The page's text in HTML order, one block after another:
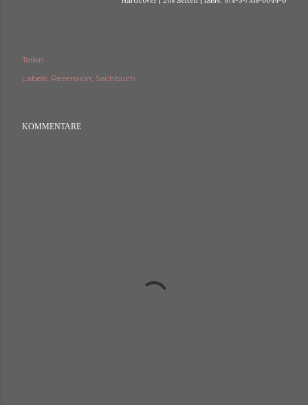
Teilen
Labels: Rezension Sachbuch
KOMMENTARE